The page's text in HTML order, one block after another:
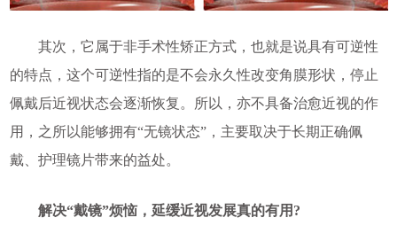
其次，它属于非手术性矫正方式，也就是说具有可逆性
的特点，这个可逆性指的是不会永久性改变角膜形状，停止
佩戴后近视状态会逐渐恢复。所以，亦不具备治愈近视的作
用，之所以能够拥有“无镜状态”，主要取决于长期正确佩
戴、护理镜片带来的益处。
解决“戴镜”烦恼，延缓近视发展真的有用?